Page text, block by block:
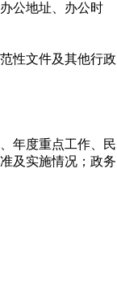
公地址、办公时
性文件及其他行政
年度重点工作、民
及实施情况；政务